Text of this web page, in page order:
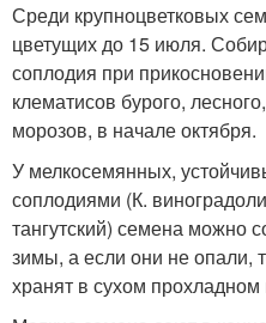
Среди крупноцветковых
цветущих до 15 июля.
соплодия при
клематисов бурого,
морозов, в начале октября.
У мелкосемянных,
соплодиями (К.
тангутский) семена можно
зимы, а если они не опали,
хранят в сухом